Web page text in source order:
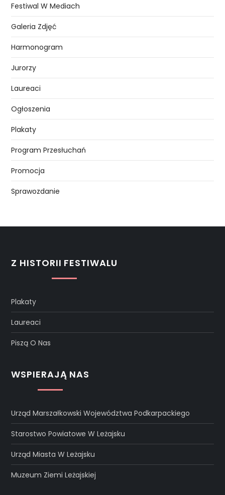
Festiwal W Mediach
Galeria Zdjęć
Harmonogram
Jurorzy
Laureaci
Ogłoszenia
Plakaty
Program Przesłuchań
Promocja
Sprawozdanie
Z HISTORII FESTIWALU
Plakaty
Laureaci
Piszą O Nas
WSPIERAJĄ NAS
Urząd Marszałkowski Województwa Podkarpackiego
Starostwo Powiatowe W Leżajsku
Urząd Miasta W Leżajsku
Muzeum Ziemi Leżajskiej